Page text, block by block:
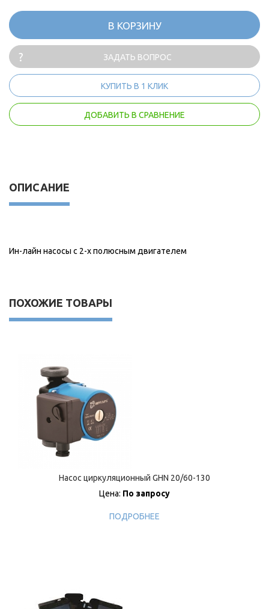
В КОРЗИНУ
ЗАДАТЬ ВОПРОС
КУПИТЬ В 1 КЛИК
ДОБАВИТЬ В СРАВНЕНИЕ
ОПИСАНИЕ
Ин-лайн насосы с 2-х полюсным двигателем
ПОХОЖИЕ ТОВАРЫ
Насос циркуляционный GHN 20/60-130
Цена: По запросу
ПОДРОБНЕЕ